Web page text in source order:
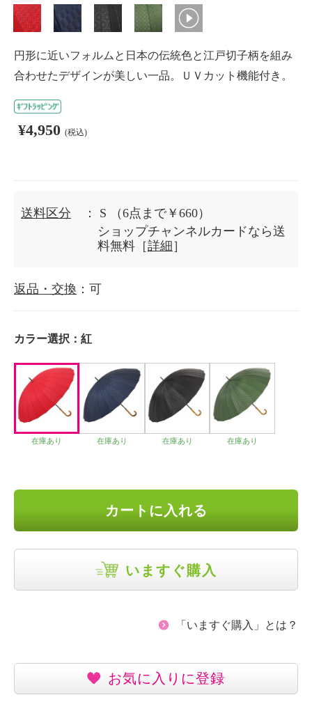
円形に近いフォルムと日本の伝統色と江戸切子柄を組み
合わせたデザインが美しい一品。ＵＶカット機能付き。
¥4,950 (税込)
送料区分 ： S
（6点まで￥660）
ショップチャンネルカードなら送
料無料［詳細 ］
返品・交換 ：可
カラー選択： 紅
在庫あり 在庫あり 在庫あり 在庫あり
カートに入れる
いますぐ購入
「いますぐ購入」とは？
お気に入りに登録